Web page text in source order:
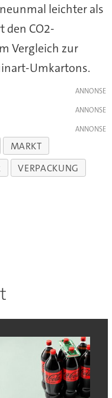
leichter als
den CO2-
Vergleich zur
Umkartons.
MARKT
VERPACKUNG